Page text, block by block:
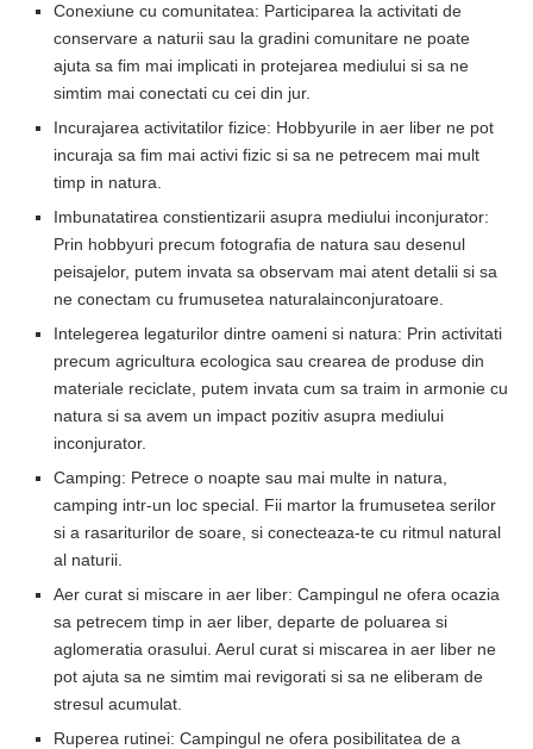
Conexiune cu comunitatea: Participarea la activitati de
conservare a naturii sau la gradini comunitare ne poate
ajuta sa fim mai implicati in protejarea mediului si sa ne
simtim mai conectati cu cei din jur.
Incurajarea activitatilor fizice: Hobbyurile in aer liber ne pot
incuraja sa fim mai activi fizic si sa ne petrecem mai mult
timp in natura.
Imbunatatirea constientizarii asupra mediului inconjurator:
Prin hobbyuri precum fotografia de natura sau desenul
peisajelor, putem invata sa observam mai atent detalii si sa
ne conectam cu frumusetea naturalainconjuratoare.
Intelegerea legaturilor dintre oameni si natura: Prin activitati
precum agricultura ecologica sau crearea de produse din
materiale reciclate, putem invata cum sa traim in armonie cu
natura si sa avem un impact pozitiv asupra mediului
inconjurator.
Camping: Petrece o noapte sau mai multe in natura,
camping intr-un loc special. Fii martor la frumusetea serilor
si a rasariturilor de soare, si conecteaza-te cu ritmul natural
al naturii.
Aer curat si miscare in aer liber: Campingul ne ofera ocazia
sa petrecem timp in aer liber, departe de poluarea si
aglomeratia orasului. Aerul curat si miscarea in aer liber ne
pot ajuta sa ne simtim mai revigorati si sa ne eliberam de
stresul acumulat.
Ruperea rutinei: Campingul ne ofera posibilitatea de a